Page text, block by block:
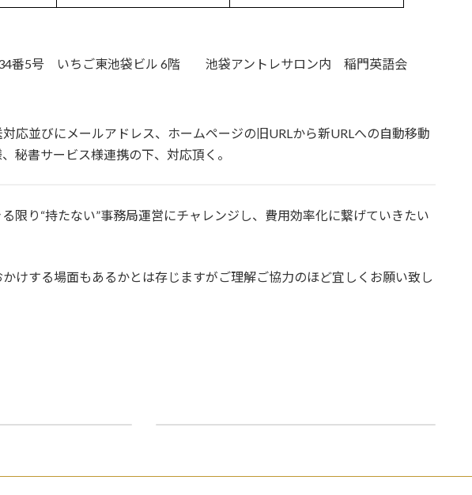
34番5号 いちご東池袋ビル 6階 池袋アントレサロン内 稲門英語会
応並びにメールアドレス、ホームページの旧URLから新URLへの自動移動
秘書サービス様連携の下、対応頂く。
限り“持たない”事務局運営にチャレンジし、費用効率化に繋げていきたい
けする場面もあるかとは存じますがご理解ご協力のほど宜しくお願い致し